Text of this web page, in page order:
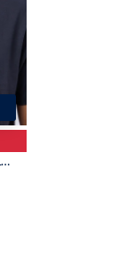
REMERA ESTAMPADA DE ALGODÓN - Azul